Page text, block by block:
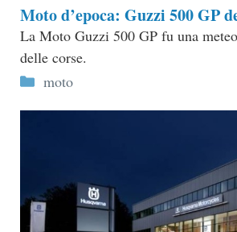
Moto d’epoca: Guzzi 500 GP
La Moto Guzzi 500 GP fu una
delle corse.
Categorie
moto